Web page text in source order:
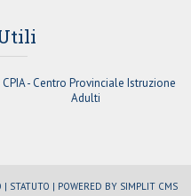
CPIA - Centro Provinciale Istruzione
Adulti
| STATUTO | POWERED BY SIMPLIT CMS